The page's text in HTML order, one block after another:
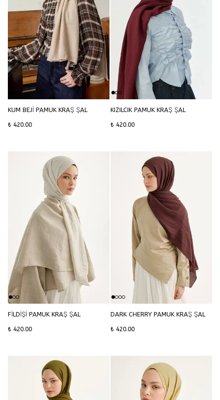
KUM BEJİ PAMUK KRAŞ ŞAL
₺ 420.00
KIZILCIK PAMUK KRAŞ ŞAL
₺ 420.00
FİLDİŞİ PAMUK KRAŞ ŞAL
₺ 420.00
DARK CHERRY PAMUK KRAŞ ŞAL
₺ 420.00